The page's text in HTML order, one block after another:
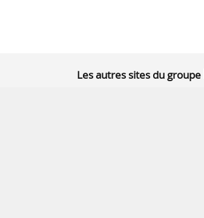
Les autres sites du groupe